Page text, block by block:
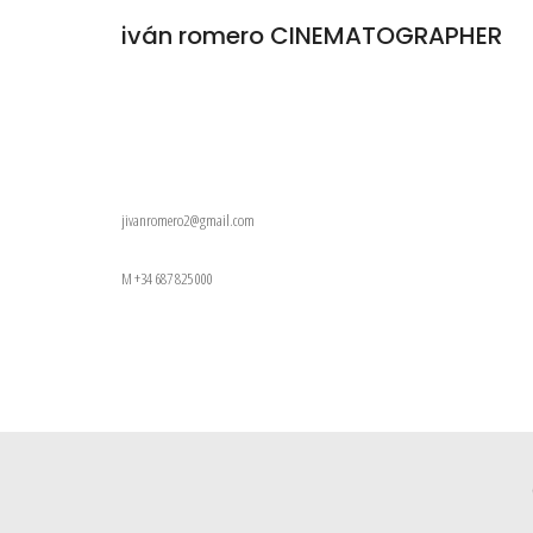
iván romero CINEMATOGRAPHER
jivanromero2@gmail.com
M +34 687 825 000